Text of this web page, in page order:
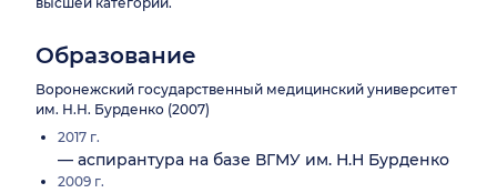
Образование
Воронежский государственный медицинский университет
им. Н.Н. Бурденко (2007)
2017 г.
— аспирантура на базе ВГМУ им. Н.Н Бурденко
2009 г.